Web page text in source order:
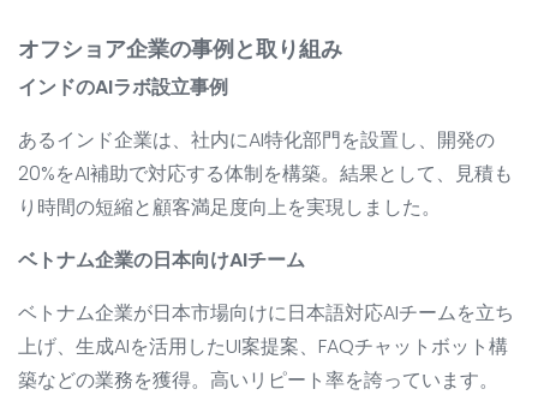
オフショア企業の事例と取り組み
インドのAIラボ設立事例
あるインド企業は、社内にAI特化部門を設置し、開発の
20%をAI補助で対応する体制を構築。結果として、見積も
り時間の短縮と顧客満足度向上を実現しました。
ベトナム企業の日本向けAIチーム
ベトナム企業が日本市場向けに日本語対応AIチームを立ち
上げ、生成AIを活用したUI案提案、FAQチャットボット構
築などの業務を獲得。高いリピート率を誇っています。